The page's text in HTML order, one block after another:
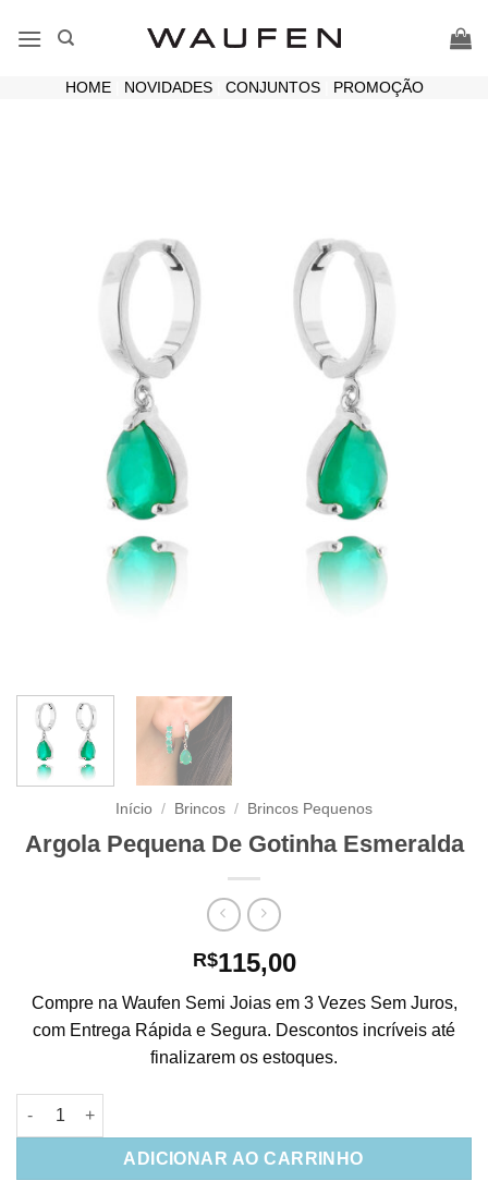
HOME| NOVIDADES| CONJUNTOS| PROMOÇÃO
Início / Brincos / Brincos Pequenos
Argola Pequena De Gotinha Esmeralda
R$115,00
Compre na Waufen Semi Joias em 3 Vezes Sem Juros,
com Entrega Rápida e Segura. Descontos incríveis até
finalizarem os estoques.
Argola Pequena De Gotinha Esmeralda quantidade
ADICIONAR AO CARRINHO